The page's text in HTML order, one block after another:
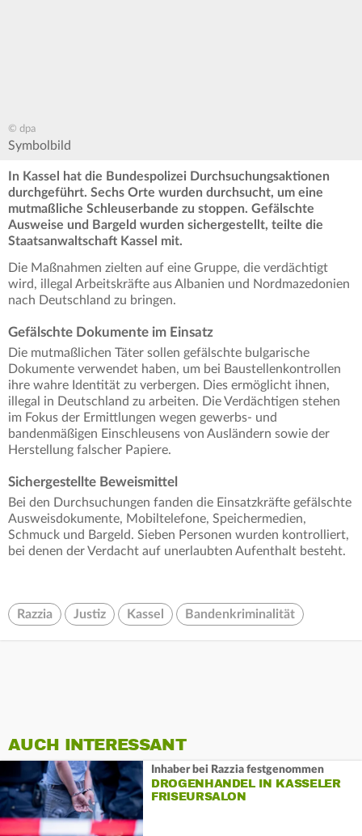
© dpa
Symbolbild
In Kassel hat die Bundespolizei Durchsuchungsaktionen
durchgeführt. Sechs Orte wurden durchsucht, um eine
mutmaßliche Schleuserbande zu stoppen. Gefälschte
Ausweise und Bargeld wurden sichergestellt, teilte die
Staatsanwaltschaft Kassel mit.
Die Maßnahmen zielten auf eine Gruppe, die verdächtigt
wird, illegal Arbeitskräfte aus Albanien und Nordmazedonien
nach Deutschland zu bringen.
Gefälschte Dokumente im Einsatz
Die mutmaßlichen Täter sollen gefälschte bulgarische
Dokumente verwendet haben, um bei Baustellenkontrollen
ihre wahre Identität zu verbergen. Dies ermöglicht ihnen,
illegal in Deutschland zu arbeiten. Die Verdächtigen stehen
im Fokus der Ermittlungen wegen gewerbs- und
bandenmäßigen Einschleusens von Ausländern sowie der
Herstellung falscher Papiere.
Sichergestellte Beweismittel
Bei den Durchsuchungen fanden die Einsatzkräfte gefälschte
Ausweisdokumente, Mobiltelefone, Speichermedien,
Schmuck und Bargeld. Sieben Personen wurden kontrolliert,
bei denen der Verdacht auf unerlaubten Aufenthalt besteht.
Razzia Justiz Kassel Bandenkriminalität
AUCH INTERESSANT
Inhaber bei Razzia festgenommen
DROGENHANDEL IN KASSELER
FRISEURSALON